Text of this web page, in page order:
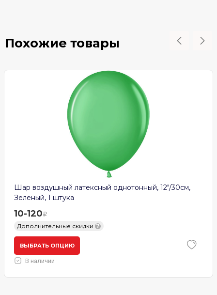
Похожие товары
Шар воздушный латексный однотонный, 12″/30см,
Зеленый, 1 штука
10-120
Дополнительные скидки ?
ВЫБРАТЬ ОПЦИЮ
В наличии